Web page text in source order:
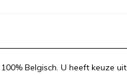
Belgisch. U heeft keuze uit